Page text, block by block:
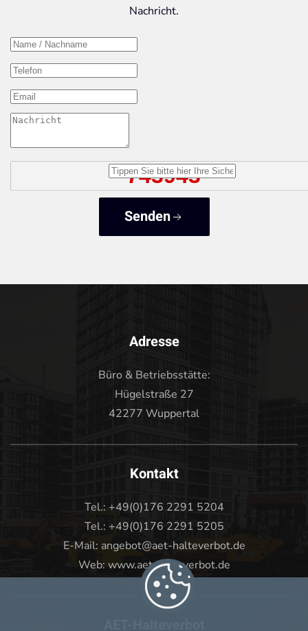
Nachricht.
Senden
Adresse
Büro & Betriebsstätte:
Hügelstraße 27
42277 Wuppertal
Kontakt
Tel.: +49(0)176 2291 5204
Tel.: +49(0)176 2291 5205
E-Mail: angebot@aet-halteverbot.de
Web: www.aet-halteverbot.de